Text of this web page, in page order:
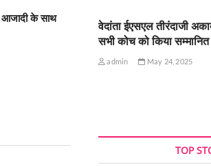
आजादी के साथ
वेदांता ईएसएल तीरंदाजी
सभी कोच को किया सम्मानित
admin May 24, 2025
TOP